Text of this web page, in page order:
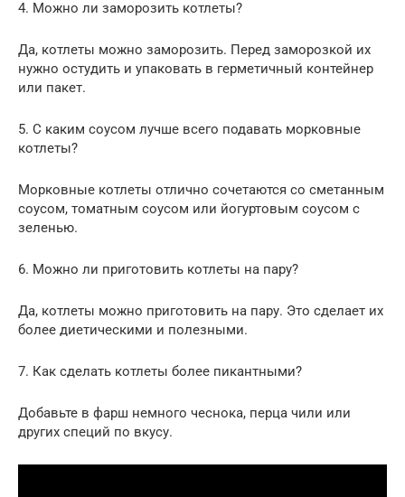
4. Можно ли заморозить котлеты?
Да, котлеты можно заморозить. Перед заморозкой их
нужно остудить и упаковать в герметичный контейнер
или пакет.
5. С каким соусом лучше всего подавать морковные
котлеты?
Морковные котлеты отлично сочетаются со сметанным
соусом, томатным соусом или йогуртовым соусом с
зеленью.
6. Можно ли приготовить котлеты на пару?
Да, котлеты можно приготовить на пару. Это сделает их
более диетическими и полезными.
7. Как сделать котлеты более пикантными?
Добавьте в фарш немного чеснока, перца чили или
других специй по вкусу.